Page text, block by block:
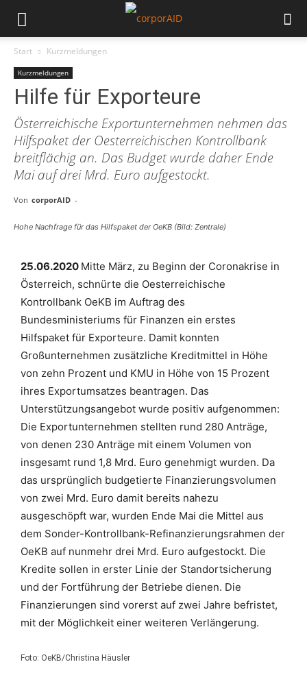
Start Kurzmeldungen
Kurzmeldungen
Hilfe für Exporteure
Österreichische Exportunternehmen nehmen das
Hilfspaket der Oesterreichischen Kontrollbank
breitflächig an. Das Budget wurde daher Ende
Mai auf drei Mrd. Euro aufgestockt.
Von corporAID -
Hohe Nachfrage für das Hilfspaket der OeKB (Bild: Zentrale)
25.06.2020 Mitte März, zu Beginn der Coronakrise in
Österreich, schnürte die Oesterreichische
Kontrollbank OeKB im Auftrag des
Bundesministeriums für Finanzen ein erstes
Hilfspaket für Exporteure. Damit konnten
Großunternehmen zusätzliche Kreditmittel in Höhe
von zehn Prozent und KMU in Höhe von 15 Prozent
ihres Exportumsatzes beantragen. Das
Unterstützungsangebot wurde positiv aufgenommen:
Die Exportunternehmen stellten rund 280 Anträge,
von denen 230 Anträge mit einem Volumen von
insgesamt rund 1,8 Mrd. Euro genehmigt wurden. Da
das ursprünglich budgetierte Finanzierungsvolumen
von zwei Mrd. Euro damit bereits nahezu
ausgeschöpft war, wurden Ende Mai die Mittel aus
dem Sonder-Kontrollbank-Refinanzierungsrahmen der
OeKB auf nunmehr drei Mrd. Euro aufgestockt. Die
Kredite sollen in erster Linie der Standortsicherung
und der Fortführung der Betriebe dienen. Die
Finanzierungen sind vorerst auf zwei Jahre befristet,
mit der Möglichkeit einer weiteren Verlängerung.
Foto: OeKB/Christina Häusler